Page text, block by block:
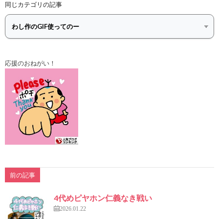
同じカテゴリの記事
応援のおねがい！
前の記事
4代めピヤホン仁義なき戦い
2026.01.22